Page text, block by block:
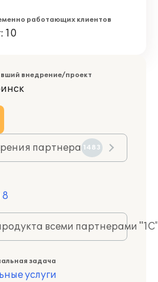
работающих клиентов
10
внедрение/проект
партнера 1483
8
всеми партнерами
задача
услуги